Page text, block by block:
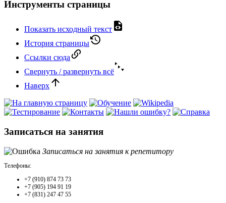
Инструменты страницы
Показать исходный текст
История страницы
Ссылки сюда
Свернуть / развернуть всё
Наверх
Записаться на занятия
Записаться на занятия к репетитору
Телефоны:
+7 (910) 874 73 73
+7 (905) 194 91 19
+7 (831) 247 47 55